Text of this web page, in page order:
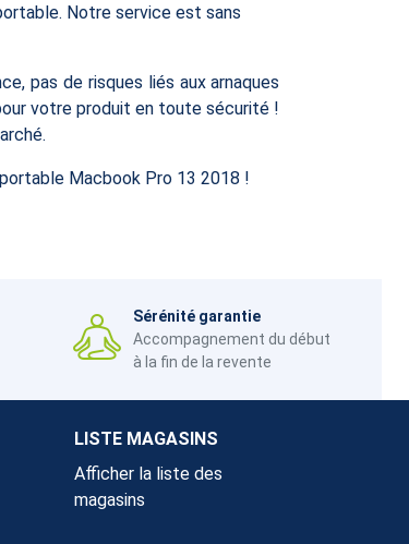
Notre service est sans
pas de risques liés aux arnaques
votre produit en toute sécurité !
Macbook Pro 13 2018 !
Sérénité garantie
Accompagnement du début
à la fin de la revente
LISTE MAGASINS
Afficher la liste des
magasins